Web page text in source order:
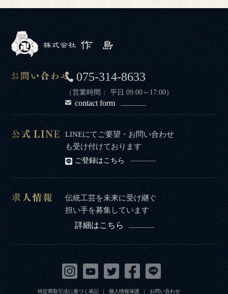
075-314-8633
（営業時間： 平日 09:00～17:00）
contact form
LINEにてご要望・お問い合わせ
も受け付けております
ご登録はこちら
伝統工芸を未来に受け継ぐ
担い手を募集しています
詳細はこちら
特定商取引法に基づく表記 個人情報保護 お問い合わせ